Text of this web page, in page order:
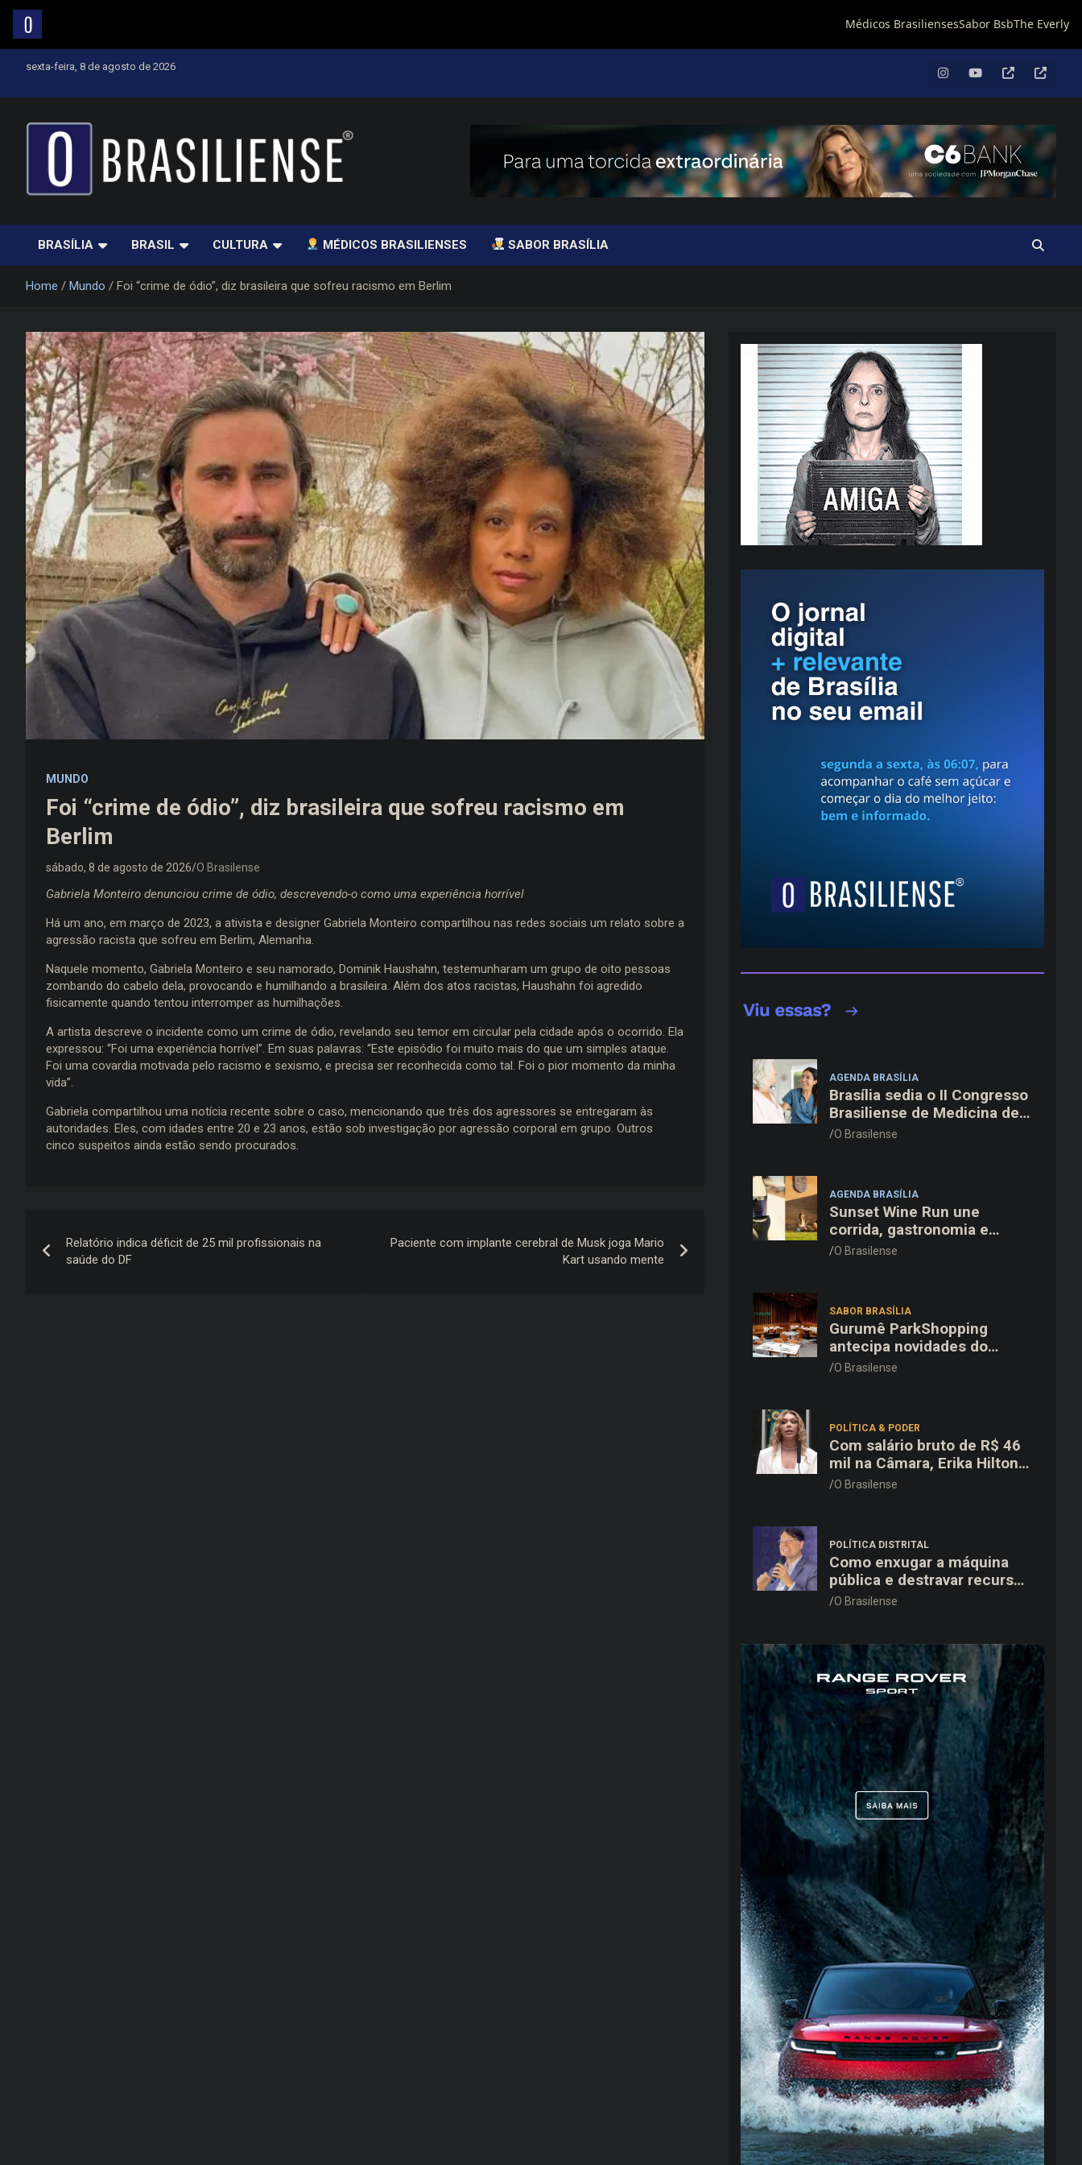
sexta-feira, 8 de agosto de 2026
BRASÍLIA BRASIL CULTURA MÉDICOS BRASILIENSES SABOR BRASÍLIA
Home Mundo Foi “crime de ódio”, diz brasileira que sofreu racismo em Berlim
MUNDO
Foi “crime de ódio”, diz brasileira que sofreu racismo em
Berlim
sábado, 8 de agosto de 2026 O Brasilense
Gabriela Monteiro denunciou crime de ódio, descrevendo-o como uma experiência horrível
Há um ano, em março de 2023, a ativista e designer Gabriela Monteiro compartilhou nas redes sociais um relato sobre a
agressão racista que sofreu em Berlim, Alemanha.
Naquele momento, Gabriela Monteiro e seu namorado, Dominik Haushahn, testemunharam um grupo de oito pessoas
zombando do cabelo dela, provocando e humilhando a brasileira. Além dos atos racistas, Haushahn foi agredido
fisicamente quando tentou interromper as humilhações.
A artista descreve o incidente como um crime de ódio, revelando seu temor em circular pela cidade após o ocorrido. Ela
expressou: “Foi uma experiência horrível”. Em suas palavras: “Este episódio foi muito mais do que um simples ataque.
Foi uma covardia motivada pelo racismo e sexismo, e precisa ser reconhecida como tal. Foi o pior momento da minha
vida”.
Gabriela compartilhou uma notícia recente sobre o caso, mencionando que três dos agressores se entregaram às
autoridades. Eles, com idades entre 20 e 23 anos, estão sob investigação por agressão corporal em grupo. Outros
cinco suspeitos ainda estão sendo procurados.
de
Relatório indica déficit de 25 mil profissionais na
saúde do DF
Paciente com implante cerebral de Musk joga Mario
Kart usando mente
AGENDA BRASÍLIA
Brasília sedia o II Congresso
Brasiliense de Medicina de
Família e Comunidade na
O Brasilense
AGENDA BRASÍLIA
Sunset Wine Run une
corrida, gastronomia e
enoturismo na Vinícola
O Brasilense
SABOR BRASÍLIA
Gurumê ParkShopping
antecipa novidades do
cardápio e oferece 25% de
O Brasilense
POLÍTICA & PODER
Com salário bruto de R$ 46
mil na Câmara, Erika Hilton
declara patrimônio de R$
O Brasilense
POLÍTICA DISTRITAL
Como enxugar a máquina
pública e destravar recursos
para a saúde e educação no
O Brasilense